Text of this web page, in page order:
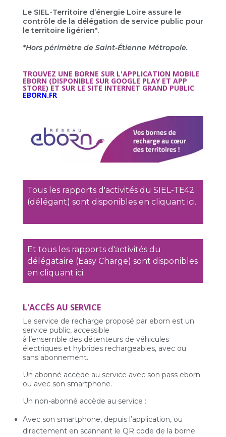
Le SIEL-Territoire d’énergie Loire assure le
contrôle de la délégation de service public pour
le territoire ligérien*.
*Hors périmètre de Saint-Étienne Métropole.
TROUVEZ UNE BORNE SUR L'APPLICATION MOBILE
EBORN (DISPONIBLE SUR GOOGLE PLAY ET APP
STORE) ET SUR LE SITE INTERNET GRAND PUBLIC
EBORN.FR
Tous les rapports d'activités du SIEL-TE42
(délégant) sont disponibles en cliquant ici.
Et tous les rapports d'activités du
délégataire (Easy Charge) sont disponibles
en cliquant ici.
L'ACCÈS AU SERVICE
Le service de recharge proposé par eborn est un
service public, accessible
à l’ensemble des détenteurs de véhicules
électriques et hybrides rechargeables, avec ou
sans abonnement.
Un abonné accède au service avec son pass eborn
ou avec son smartphone.
Un non-abonné accède au service :
Avec son smartphone, depuis l’application, ou
directement en scannant le QR code de la borne.